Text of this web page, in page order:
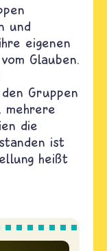
und
eigenen
Glauben.
Gruppen
mehrere
die
ist
heißt